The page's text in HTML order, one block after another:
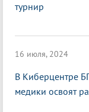
турнир
16 июля, 2024
В Киберцентре
медики освоят